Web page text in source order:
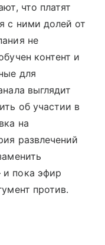
что платят
с ними долей от
не
контент и
для
выглядит
об участии в
на
развлечений
пока эфир
против.